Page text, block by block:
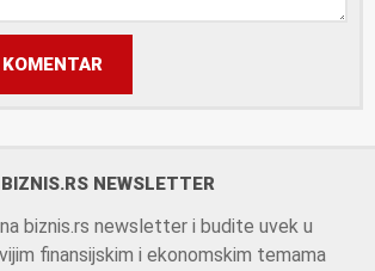
BIZNIS.RS NEWSLETTER
biznis.rs newsletter i budite uvek u
finansijskim i ekonomskim temama